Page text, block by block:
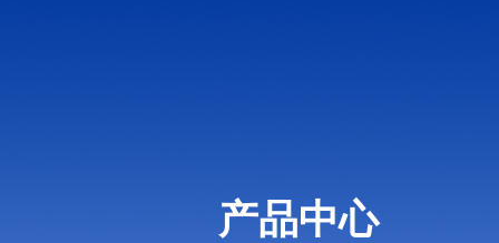
产品中心